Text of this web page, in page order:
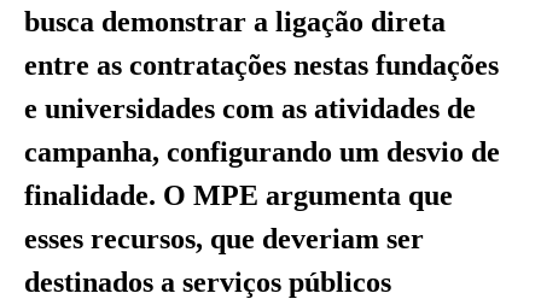
busca demonstrar a ligação direta
entre as contratações nestas fundações
e universidades com as atividades de
campanha, configurando um desvio de
finalidade. O MPE argumenta que
esses recursos, que deveriam ser
destinados a serviços públicos